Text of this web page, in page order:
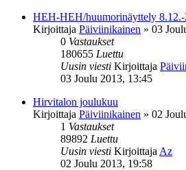
HEH-HEH/huumorinäyttely 8.12.-
Kirjoittaja Päiviinikainen » 03
0 Vastaukset
180655 Luettu
Uusin viesti Kirjoittaja
03 Joulu 2013, 13:45
Hirvitalon joulukuu
Kirjoittaja Päiviinikainen » 02
1 Vastaukset
89892 Luettu
Uusin viesti Kirjoittaja Az
02 Joulu 2013, 19:58